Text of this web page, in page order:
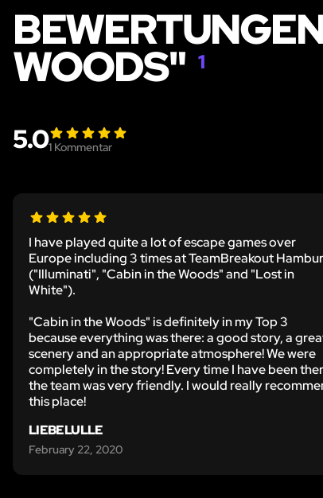
WOODS"1
5.01 Kommentar
I have played quite a lot of escape games over
Europe including 3 times at TeamBreakout
("Illuminati", "Cabin in the Woods" and "Lost in
White").
"Cabin in the Woods" is definitely in my Top 3
because everything was there: a good story, a
scenery and an appropriate atmosphere! We were
completely in the story! Every time I have been
the team was very friendly. I would really
this place!
LIEBELULLE
February 22, 2020